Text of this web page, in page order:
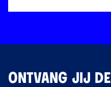
ONTVANG JIJ DE